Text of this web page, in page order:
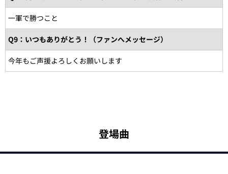
一軍で勝つこと
Q9：いつもありがとう！（ファンへメッセージ）
今年もご声援よろしくお願いします
登場曲